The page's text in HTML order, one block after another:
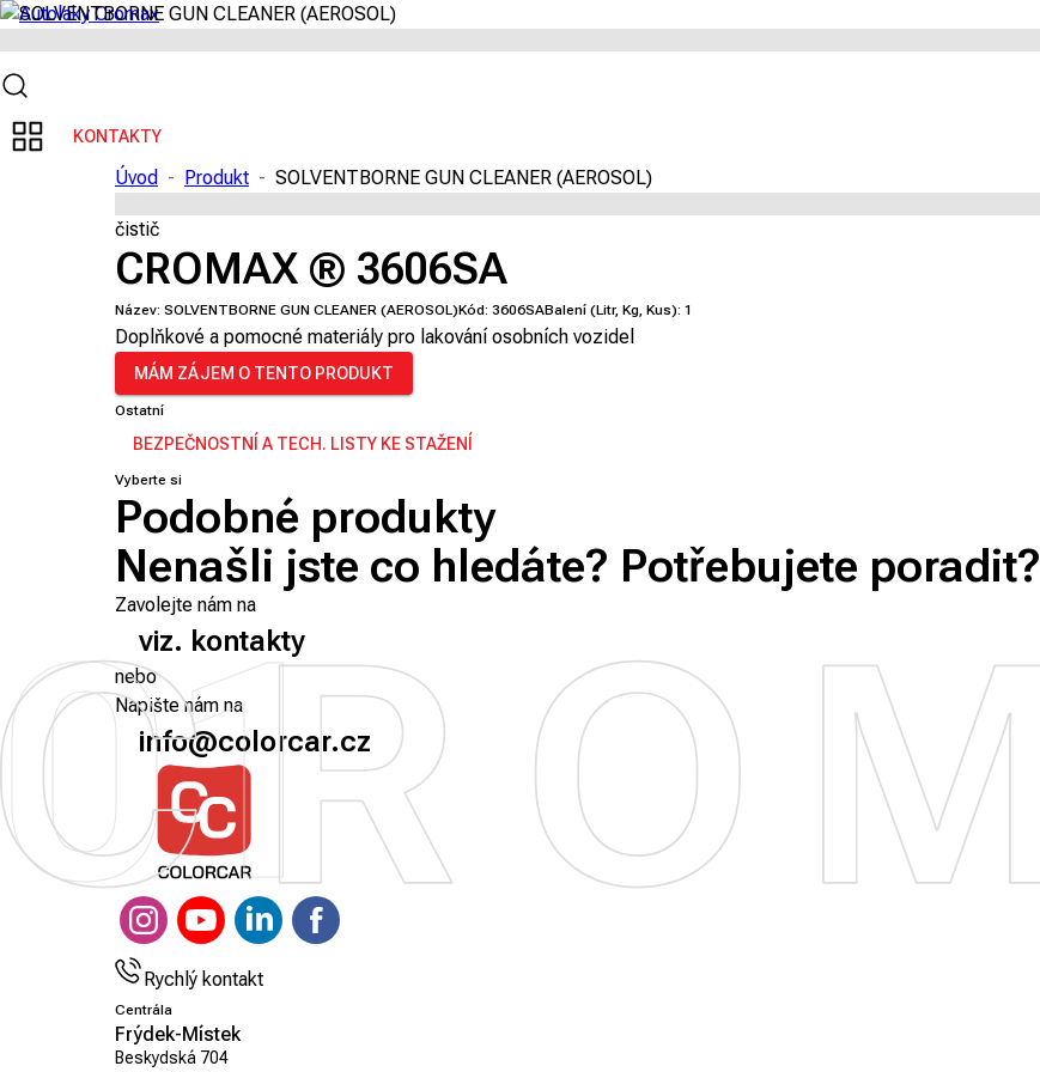
KONTAKTY
Úvod - Produkt - SOLVENTBORNE GUN CLEANER (AEROSOL)
čistič
CROMAX ® 3606SA
Název: SOLVENTBORNE GUN CLEANER (AEROSOL)Kód: 3606SABalení (Litr, Kg, Kus): 1
Doplňkové a pomocné materiály pro lakování osobních vozidel
MÁM ZÁJEM O TENTO PRODUKT
Ostatní
BEZPEČNOSTNÍ A TECH. LISTY KE STAŽENÍ
01
Vyberte si
Podobné produkty
Nenašli jste co hledáte? Potřebujete poradit?
Zavolejte nám na
viz. kontakty
nebo
Napište nám na
info@colorcar.cz
Rychlý kontakt
Centrála
Frýdek-Místek
Beskydská 704